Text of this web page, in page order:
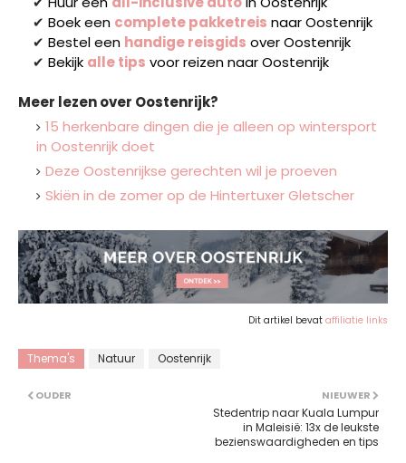
✔ Boek een complete pakketreis naar Oostenrijk
✔ Bestel een handige reisgids over Oostenrijk
✔ Bekijk alle tips voor reizen naar Oostenrijk
Meer lezen over Oostenrijk?
15 herkenbare dingen die je alleen op wintersport
in Oostenrijk doet
Deze Oostenrijkse gerechten wil je proeven
Skiën in de zomer op de Hintertuxer Gletscher
Dit artikel bevat affiliatie links
Thema's Natuur Oostenrijk
NIEUWER
Stedentrip naar Kuala Lumpur
in Maleisië: 13x de leukste
bezienswaardigheden en tips
OUDER